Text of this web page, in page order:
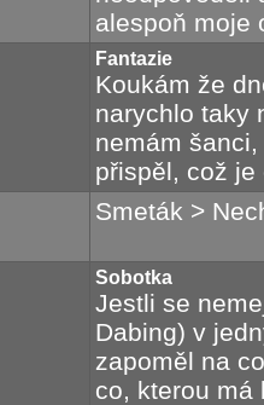
alespoň moje
Fantazie
Koukám že
narychlo taky
nemám
přispěl, což
Smeták >
Sobotka
Jestli se
Dabing) v
zapoměl na
co, kterou má